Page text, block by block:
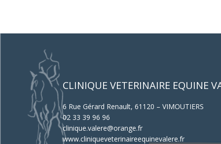
CLINIQUE VETERINAIRE EQUINE
6 Rue Gérard Renault, 61120 – VIMOUTIERS
02 33 39 96 96
clinique.valere@orange.fr
www.cliniqueveterinaireequinevalere.fr